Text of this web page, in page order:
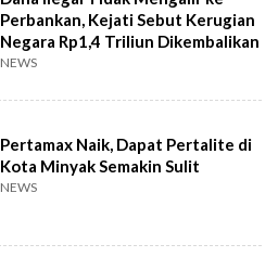
Perbankan, Kejati Sebut Kerugian
Negara Rp1,4 Triliun Dikembalikan
NEWS
Pertamax Naik, Dapat Pertalite di
Kota Minyak Semakin Sulit
NEWS